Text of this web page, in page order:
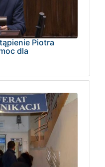
Piotra
dla